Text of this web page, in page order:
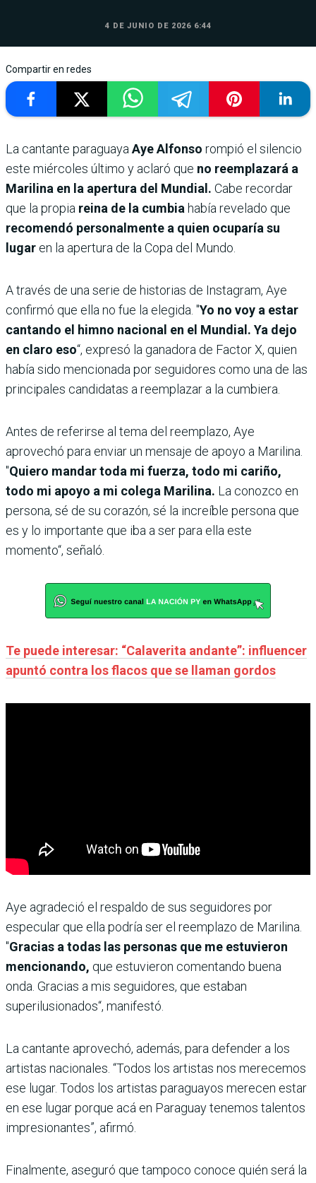
4 DE JUNIO DE 2026 6:44
Compartir en redes
La cantante paraguayaAye Alfonso rompió el silencio
este miércoles último y aclaró que no reemplazará a
Marilina en la apertura del Mundial. Cabe recordar
que la propia reina de la cumbia había revelado que
recomendó personalmente a quien ocuparía su
lugar en la apertura de la Copa del Mundo.
A través de una serie de historias de Instagram, Aye
confirmó que ella no fue la elegida. "Yo no voy a estar
cantando el himno nacional en el Mundial. Ya dejo
en claro eso“, expresó la ganadora de Factor X, quien
había sido mencionada por seguidores como una de las
principales candidatas a reemplazar a la cumbiera.
Antes de referirse al tema del reemplazo, Aye
aprovechó para enviar un mensaje de apoyo a Marilina.
"Quiero mandar toda mi fuerza, todo mi cariño,
todo mi apoyo a mi colega Marilina. La conozco en
persona, sé de su corazón, sé la increíble persona que
es y lo importante que iba a ser para ella este
momento“, señaló.
Te puede interesar: “Calaverita andante”: influencer
apuntó contra los flacos que se llaman gordos
Aye agradeció el respaldo de sus seguidores por
especular que ella podría ser el reemplazo de Marilina.
"Gracias a todas las personas que me estuvieron
mencionando, que estuvieron comentando buena
onda. Gracias a mis seguidores, que estaban
superilusionados“, manifestó.
La cantante aprovechó, además, para defender a los
artistas nacionales. “Todos los artistas nos merecemos
ese lugar. Todos los artistas paraguayos merecen estar
en ese lugar porque acá en Paraguay tenemos talentos
impresionantes”, afirmó.
Finalmente, aseguró que tampoco conoce quién será la